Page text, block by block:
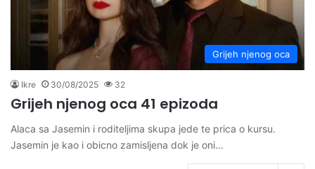
Grijeh njenog oca
Ikre 30/08/2025 32
Grijeh njenog oca 41 epizoda
Alaca sa Jasemin i roditeljima skupa jede te prica o kursu.
Jasemin je kao i obicno zamisljena dok je oni…